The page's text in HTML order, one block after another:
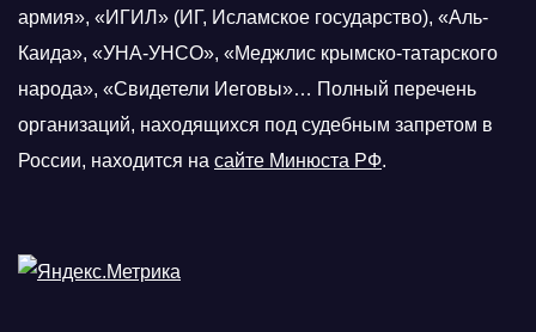
армия», «ИГИЛ» (ИГ, Исламское государство), «Аль-
Каида», «УНА-УНСО», «Меджлис крымско-татарского
народа», «Свидетели Иеговы»… Полный перечень
организаций, находящихся под судебным запретом в
России, находится на сайте Минюста РФ.